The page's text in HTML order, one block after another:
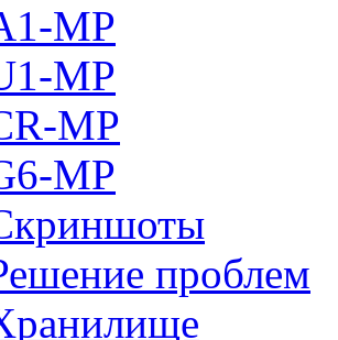
MP
MP
MP
MP
проблем